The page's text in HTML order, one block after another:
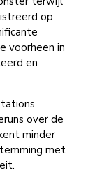
op
voorheen in
en
over de
minder
met